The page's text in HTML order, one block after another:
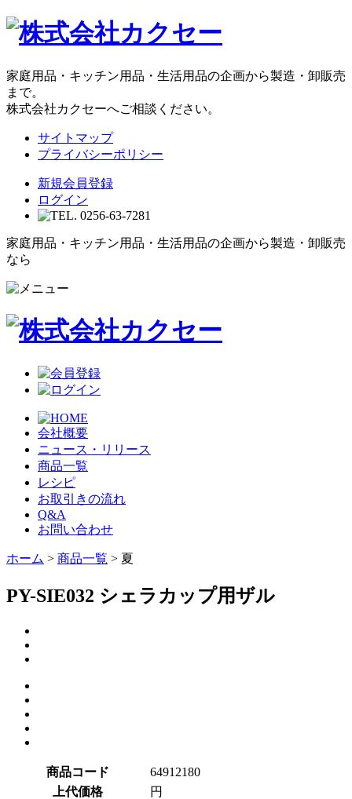
家庭用品・キッチン用品・生活用品の企画から製造・卸販売
まで。
株式会社カクセーへご相談ください。
サイトマップ
プライバシーポリシー
新規会員登録
ログイン
家庭用品・キッチン用品・生活用品の企画から製造・卸販売
なら
会社概要
ニュース・リリース
商品一覧
レシピ
お取引きの流れ
Q&A
お問い合わせ
ホーム > 商品一覧 > 夏
PY-SIE032 シェラカップ用ザル
商品コード
64912180
上代価格
円